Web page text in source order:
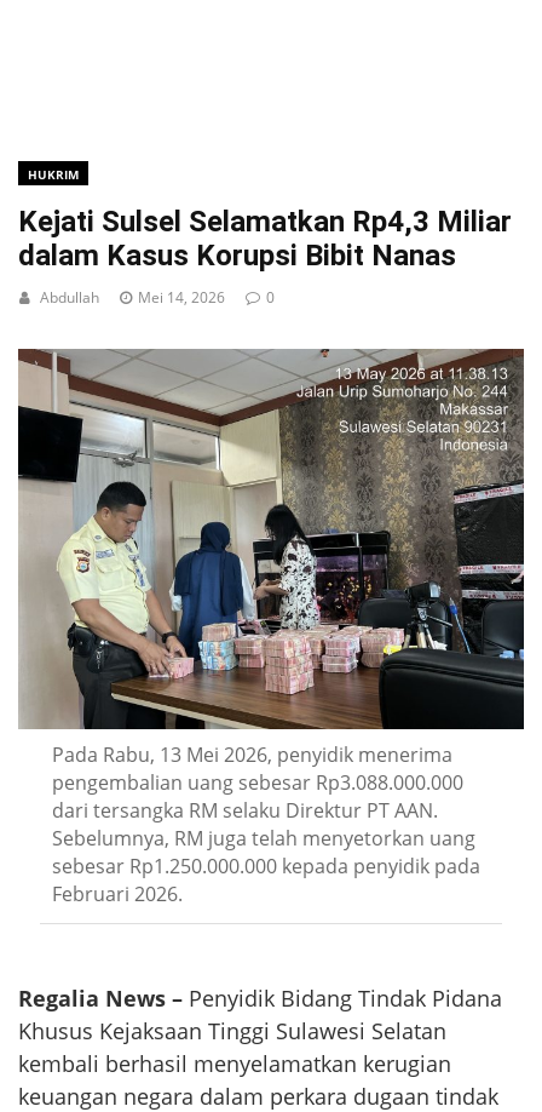
HUKRIM
Kejati Sulsel Selamatkan Rp4,3 Miliar
dalam Kasus Korupsi Bibit Nanas
Abdullah Mei 14, 2026 0
Pada Rabu, 13 Mei 2026, penyidik menerima
pengembalian uang sebesar Rp3.088.000.000
dari tersangka RM selaku Direktur PT AAN.
Sebelumnya, RM juga telah menyetorkan uang
sebesar Rp1.250.000.000 kepada penyidik pada
Februari 2026.
Regalia News – Penyidik Bidang Tindak Pidana
Khusus Kejaksaan Tinggi Sulawesi Selatan
kembali berhasil menyelamatkan kerugian
keuangan negara dalam perkara dugaan tindak